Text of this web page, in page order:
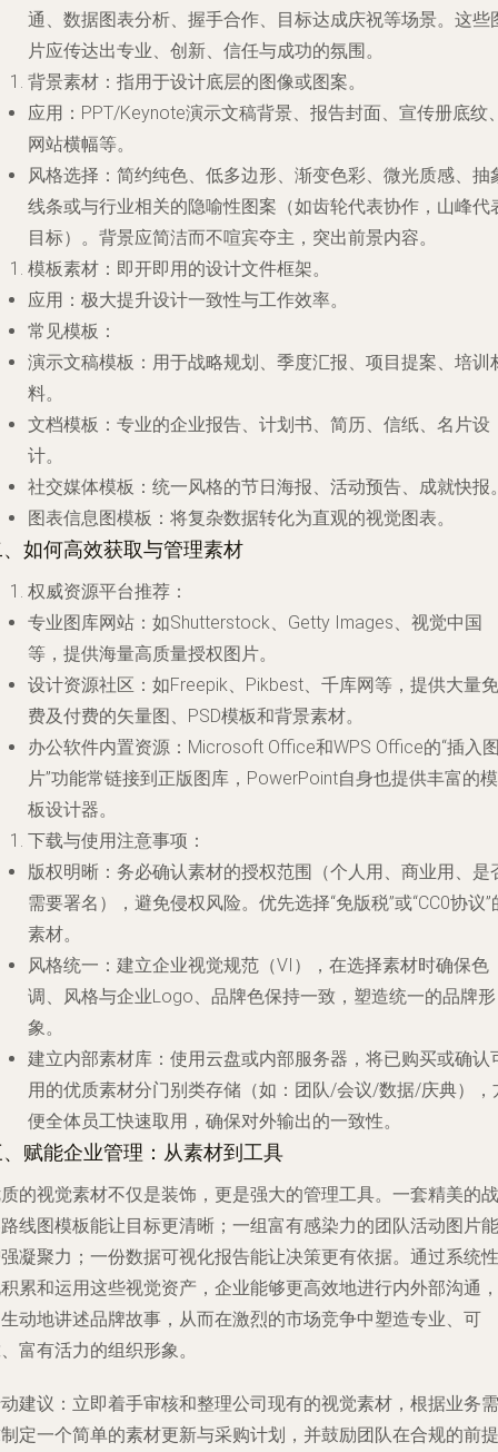
通、数据图表分析、握手合作、目标达成庆祝等场景。这些
片应传达出专业、创新、信任与成功的氛围。
背景素材 ：指用于设计底层的图像或图案。
应用 ：PPT/Keynote演示文稿背景、报告封面、宣传册底纹
网站横幅等。
风格选择 ：简约纯色、低多边形、渐变色彩、微光质感、抽
线条或与行业相关的隐喻性图案（如齿轮代表协作，山峰代
目标）。背景应简洁而不喧宾夺主，突出前景内容。
模板素材 ：即开即用的设计文件框架。
应用 ：极大提升设计一致性与工作效率。
常见模板 ：
演示文稿模板 ：用于战略规划、季度汇报、项目提案、培训
料。
文档模板 ：专业的企业报告、计划书、简历、信纸、名片设
计。
社交媒体模板 ：统一风格的节日海报、活动预告、成就快报
图表信息图模板 ：将复杂数据转化为直观的视觉图表。
如何高效获取与管理素材
权威资源平台推荐 ：
专业图库网站 ：如Shutterstock、Getty Images、视觉中国
等，提供海量高质量授权图片。
设计资源社区 ：如Freepik、Pikbest、千库网等，提供大量免
费及付费的矢量图、PSD模板和背景素材。
办公软件内置资源 ：Microsoft Office和WPS Office的“插入
片”功能常链接到正版图库，PowerPoint自身也提供丰富的模
板设计器。
下载与使用注意事项 ：
版权明晰 ：务必确认素材的授权范围（个人用、商业用、是
需要署名），避免侵权风险。优先选择“免版税”或“CC0协议”
素材。
风格统一 ：建立企业视觉规范（VI），在选择素材时确保色
调、风格与企业Logo、品牌色保持一致，塑造统一的品牌形
象。
建立内部素材库 ：使用云盘或内部服务器，将已购买或确认
用的优质素材分门别类存储（如：团队/会议/数据/庆典），
便全体员工快速取用，确保对外输出的一致性。
赋能企业管理：从素材到工具
的视觉素材不仅是装饰，更是强大的管理工具。一套精美的战
线图模板能让目标更清晰；一组富有感染力的团队活动图片能
凝聚力；一份数据可视化报告能让决策更有依据。通过系统性
累和运用这些视觉资产，企业能够更高效地进行内外部沟通，
动地讲述品牌故事，从而在激烈的市场竞争中塑造专业、可
富有活力的组织形象。
建议 ：立即着手审核和整理公司现有的视觉素材，根据业务需
定一个简单的素材更新与采购计划，并鼓励团队在合规的前提